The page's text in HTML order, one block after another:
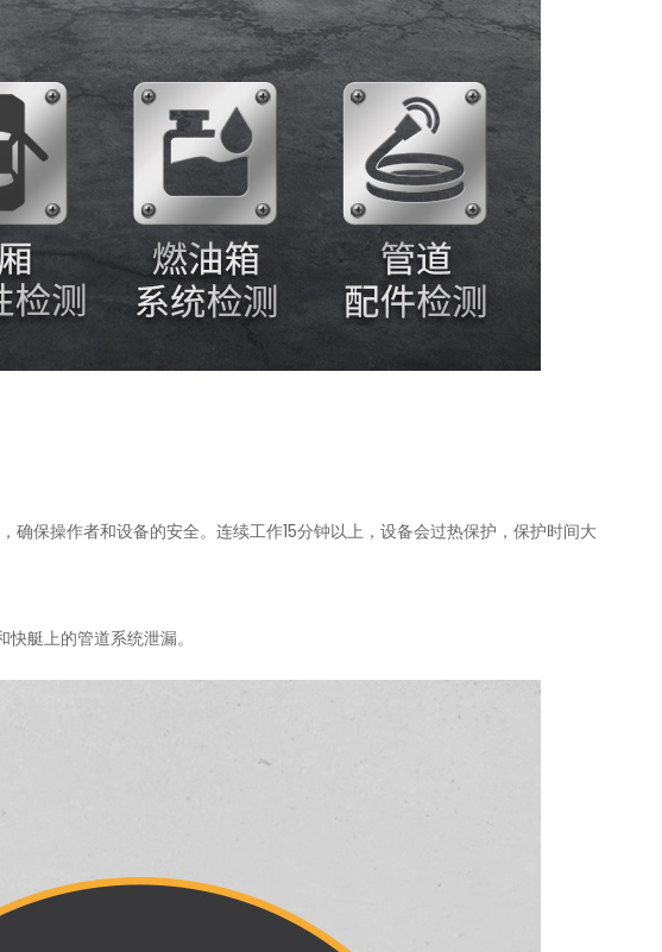
保操作者和设备的安全。连续工作15分钟以上，设备会过热保护，保护时间大
艇上的管道系统泄漏。